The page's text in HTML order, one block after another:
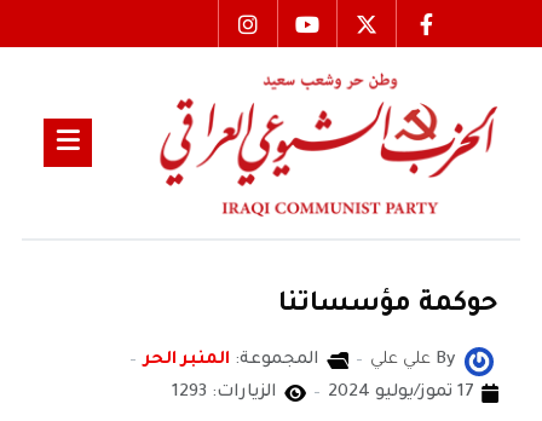
حوكمة مؤسساتنا
By علي علي المجموعة: المنبر الحر
17 تموز/يوليو 2024
الزيارات: 1293